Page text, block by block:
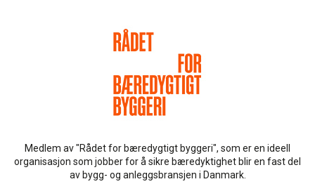
Medlem av "Rådet for bæredygtigt byggeri", som er en ideell
organisasjon som jobber for å sikre bæredyktighet blir en fast del
av bygg- og anleggsbransjen i Danmark.